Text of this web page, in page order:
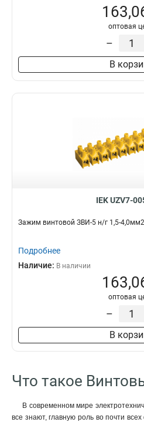
оптовая
–
В
IEK UZV7-
Зажим винтовой ЗВИ-5 н/г 1,5-
Подробнее
Наличие: В наличии
оптовая
–
В
Что такое
В современном мире
все знают, главную роль во почти